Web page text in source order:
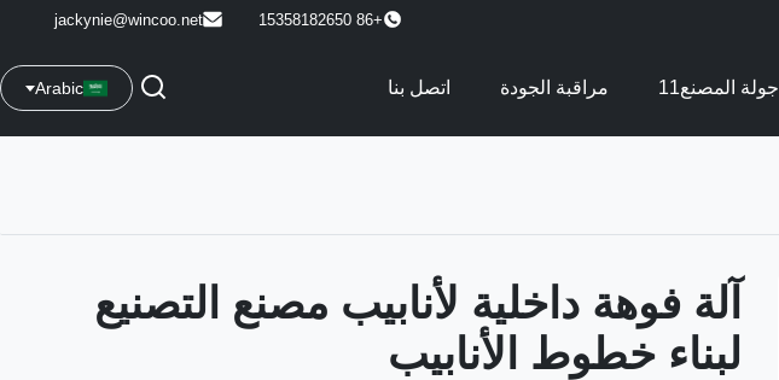
+86 15358182650
jackynie@wincoo.net
جولة المصنع11 مراقبة الجودة اتصل بنا Arabic
آلة فوهة داخلية لأنابيب مصنع التصنيع
لبناء خطوط الأنابيب